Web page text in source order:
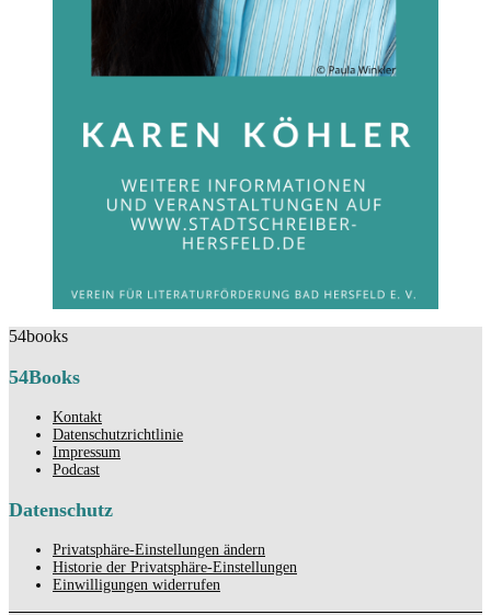
54books
54Books
Kontakt
Datenschutzrichtlinie
Impressum
Podcast
Datenschutz
Privatsphäre-Einstellungen ändern
Historie der Privatsphäre-Einstellungen
Einwilligungen widerrufen